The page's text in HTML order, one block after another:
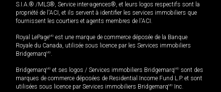
S.I.A.® /MLS®, Service inter-agences®, et leurs logos respectifs sont la
propriété de l'ACI, et ils servent à identifier les services immobiliers que
fournissent les courtiers et agents membres de l'ACI.
Royal LePageMD est une marque de commerce déposée de la Banque
Royale du Canada, utilisée sous licence par les Services immobiliers
BridgemarqMD
BridgemarqMD et ses logos / Services immobiliers BridgemarqMD sont des
marques de commerce déposées de Residential Income Fund L.P. et sont
utilisées sous licence par Services immobiliers BridgemarqMD Inc.